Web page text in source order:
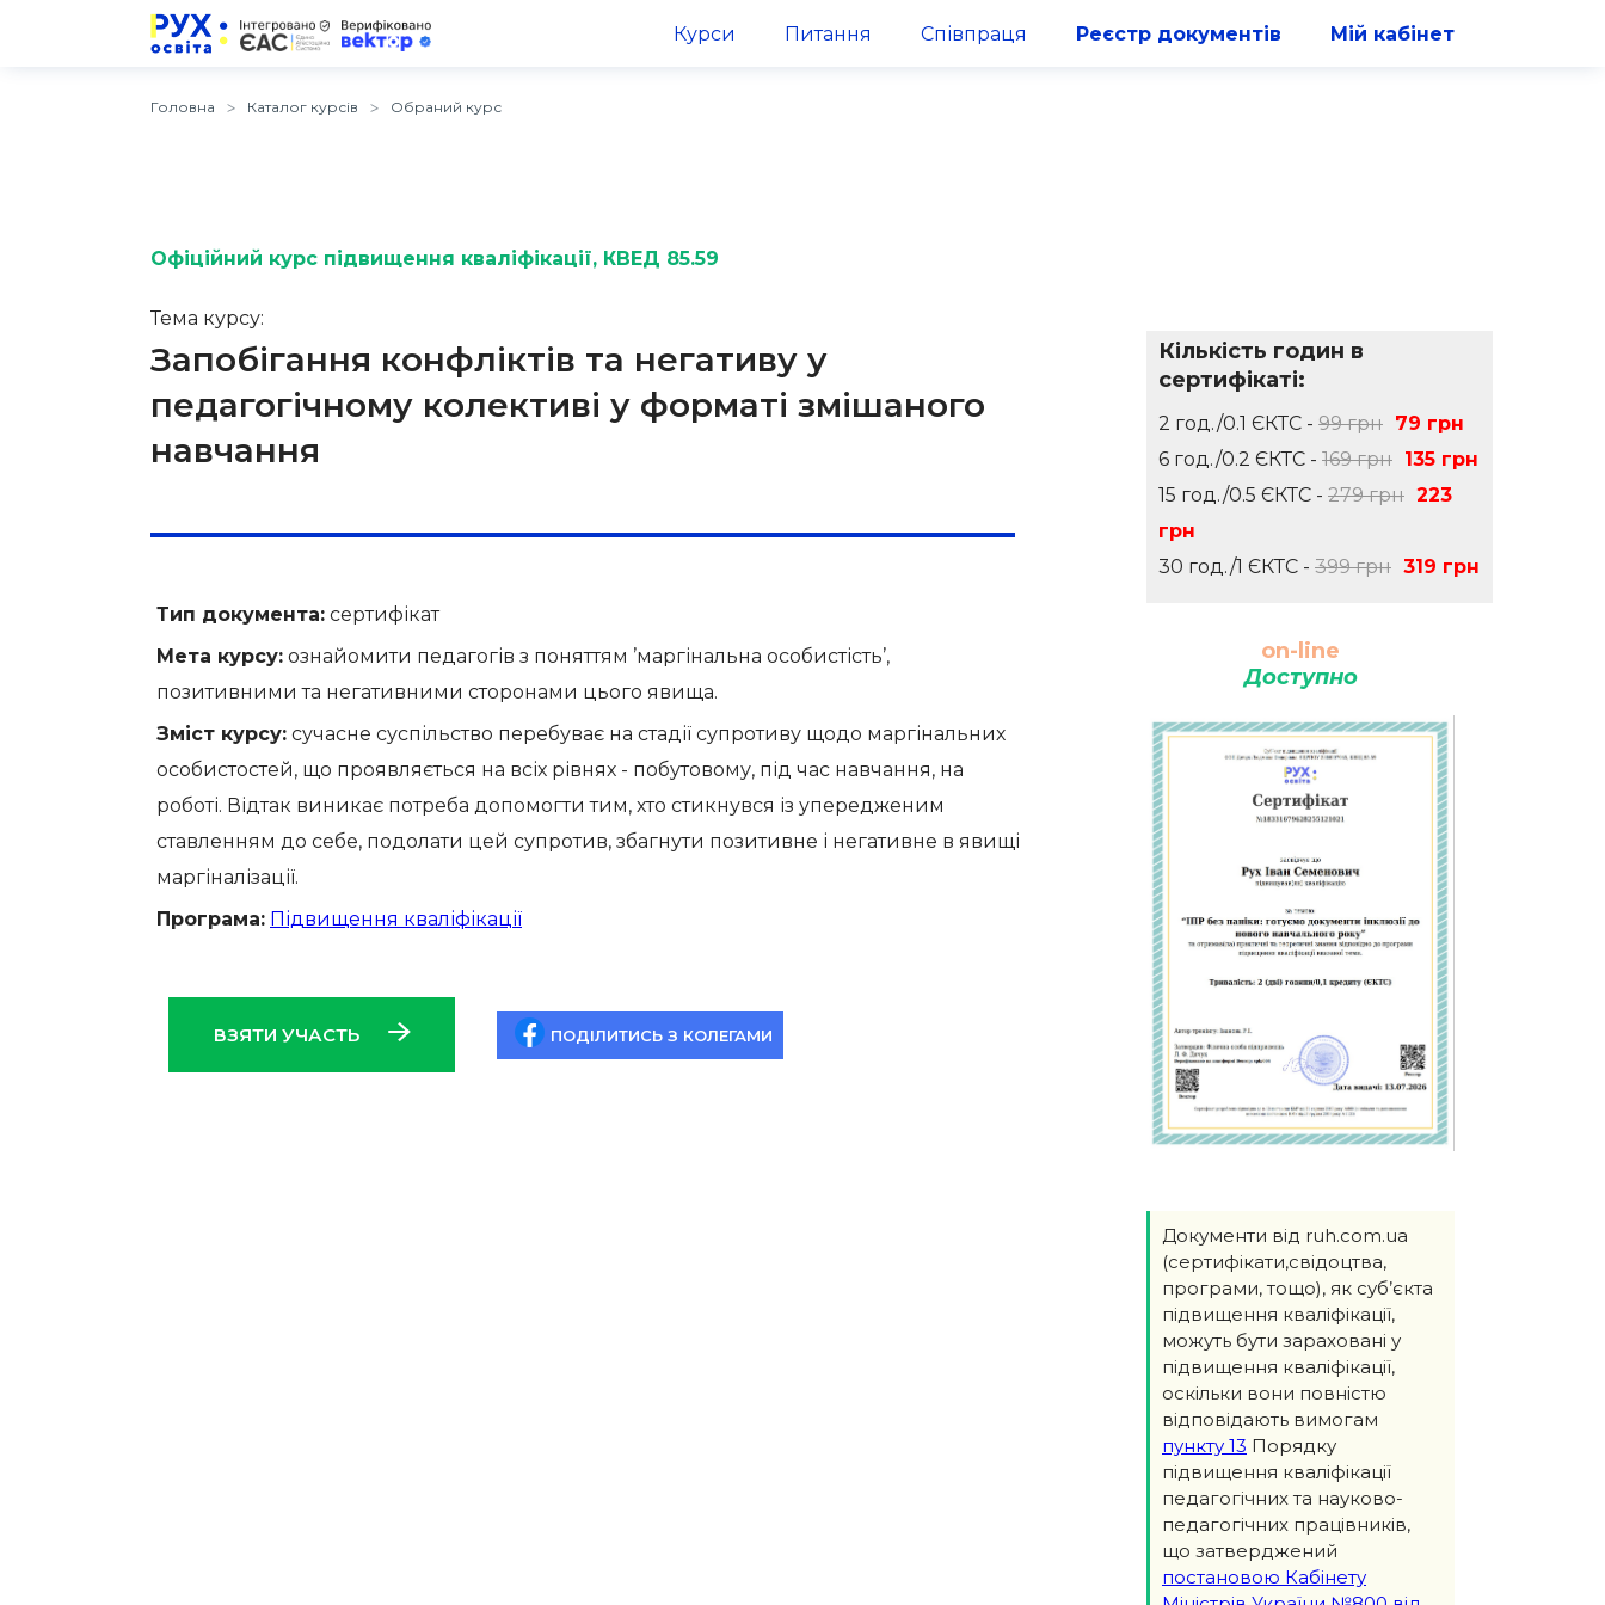
Курси Питання Співпраця Реєстр документів Мій кабінет
Головна Каталог курсів Обраний курс
Офіційний курс підвищення кваліфікації, КВЕД 85.59
Тема курсу:
Запобігання конфліктів та негативу у
педагогічному колективі у форматі змішаного
навчання
Тип документа: сертифікат
Мета курсу: ознайомити педагогів з поняттям ’маргінальна особистість’,
позитивними та негативними сторонами цього явища.
Зміст курсу: сучасне суспільство перебуває на стадії супротиву щодо маргінальних
особистостей, що проявляється на всіх рівнях - побутовому, під час навчання, на
роботі. Відтак виникає потреба допомогти тим, хто стикнувся із упередженим
ставленням до себе, подолати цей супротив, збагнути позитивне і негативне в явищі
маргіналізації.
Програма: Підвищення кваліфікації
ВЗЯТИ УЧАСТЬ ПОДІЛИТИСЬ З КОЛЕГАМИ
Кількість годин в
сертифікаті:
2 год./0.1 ЄКТС - 99 грн 79 грн
6 год./0.2 ЄКТС - 169 грн 135 грн
15 год./0.5 ЄКТС - 279 грн 223
грн
30 год./1 ЄКТС - 399 грн 319 грн
on-line
Доступно
Документи від ruh.com.ua
(сертифікати,свідоцтва,
програми, тощо), як суб’єкта
підвищення кваліфікації,
можуть бути зараховані у
підвищення кваліфікації,
оскільки вони повністю
відповідають вимогам
пункту 13 Порядку
підвищення кваліфікації
педагогічних та науково-
педагогічних працівників,
що затверджений
постановою Кабінету